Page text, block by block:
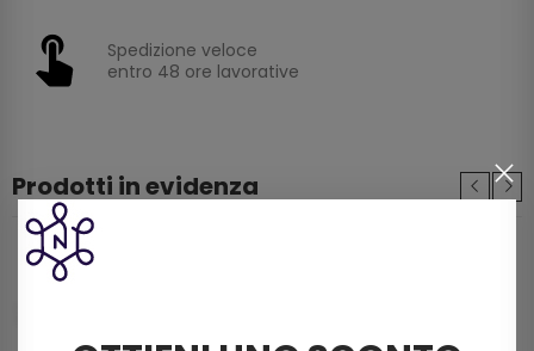
Spedizione veloce
entro 48 ore lavorative
Prodotti in evidenza